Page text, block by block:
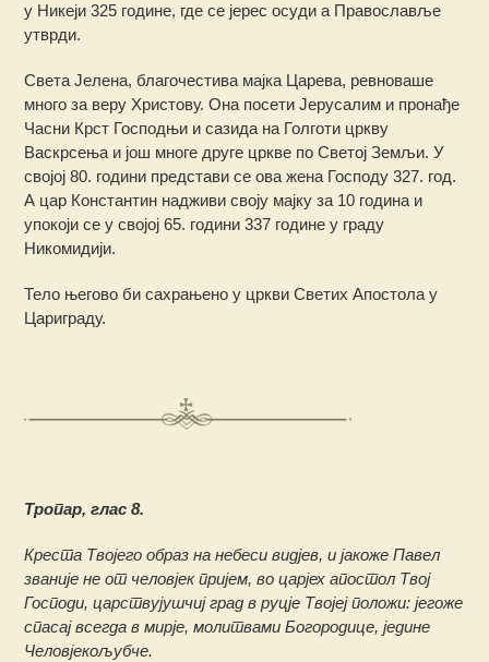
у Никеји 325 године, где се јерес осуди а Православље
утврди.
Света Јелена, благочестива мајка Царева, ревноваше
много за веру Христову. Она посети Јерусалим и пронађе
Часни Крст Господњи и сазида на Голготи цркву
Васкрсења и још многе друге цркве по Светој Земљи. У
својој 80. години представи се ова жена Господу 327. год.
А цар Константин надживи своју мајку за 10 година и
упокоји се у својој 65. години 337 године у граду
Никомидији.
Тело његово би сахрањено у цркви Светих Апостола у
Цариграду.
Тропар, глас 8.
Креста Твојего образ на небеси видјев, и јакоже Павел
званије не от человјек пријем, во царјех апостол Твој
Господи, царствујушчиј град в руцје Твојеј положи: јегоже
спасај всегда в мирје, молитвами Богородице, једине
Человјекољубче.